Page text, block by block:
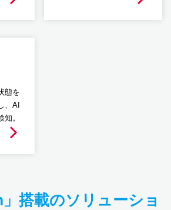
態を
、AI
。
」搭載のソリューショ